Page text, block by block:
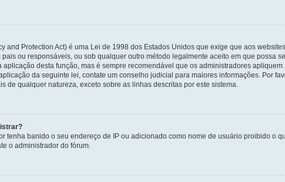
and Protection Act) é uma Lei de 1998 dos Estados Unidos que exige que aos
ou responsáveis, ou sob qualquer outro método legalmente aceito em que possa
desta função, mas é sempre recomendável que os administradores
da seguinte lei, contate um conselho judicial para maiores informações. Por
de qualquer natureza, exceto sobre as linhas descritas por este sistema.
tenha banido o seu endereço de IP ou adicionado como nome de usuário proibido o
o administrador do fórum.